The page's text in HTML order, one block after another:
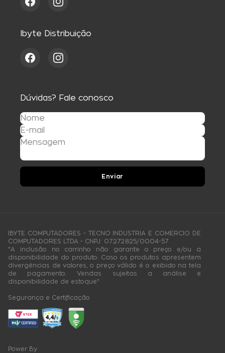
Ibyte Distribuição
Dúvidas? Fale conosco
Enviar
IBYTE COMPUTADORES - TECNO INDUSTRIA E COMERCIO DE
COMPUTADORES LTDA - CNPJ: 07.272.825/0004-57
"A inclusão no carrinho não garante o preço e/ou a
disponibilidade do produto. Caso os produtos apresentem
divergências de valores, o preço válido é o exibido na tela
de pagamento. Vendas sujeitas a análise e
disponibilidade de estoque"
Segurança e Certificação
Power By